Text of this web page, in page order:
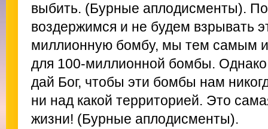
выбить. (Бурные аплодисменты).
воздержимся и не будем взрывать
миллионную бомбу, мы тем самым
для 100-миллионной бомбы.
дай Бог, чтобы эти бомбы нам
ни над какой территорией. Это
жизни! (Бурные аплодисменты).